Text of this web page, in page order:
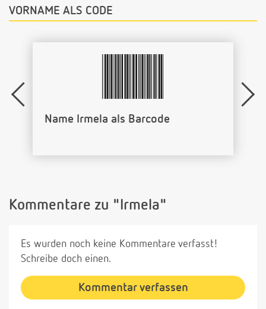
VORNAME ALS CODE
Name Irmela als Barcode
Kommentare zu "Irmela"
Es wurden noch keine Kommentare verfasst!
Schreibe doch einen.
Kommentar verfassen